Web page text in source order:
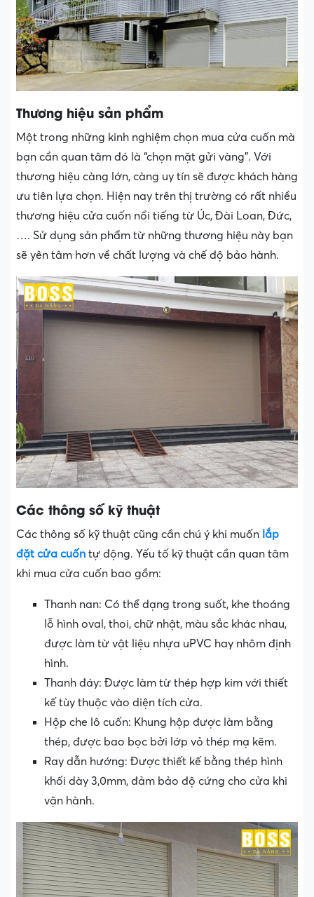
Thương hiệu sản phẩm
Một trong những kinh nghiệm chọn mua cửa cuốn mà
bạn cần quan tâm đó là “chọn mặt gửi vàng”. Với
thương hiệu càng lớn, càng uy tín sẽ được khách hàng
ưu tiên lựa chọn. Hiện nay trên thị trường có rất nhiều
thương hiệu cửa cuốn nổi tiếng từ Úc, Đài Loan, Đức,
…. Sử dụng sản phẩm từ những thương hiệu này bạn
sẽ yên tâm hơn về chất lượng và chế độ bảo hành.
Các thông số kỹ thuật
Các thông số kỹ thuật cũng cần chú ý khi muốn lắp
đặt cửa cuốn tự động. Yếu tố kỹ thuật cần quan tâm
khi mua cửa cuốn bao gồm:
Thanh nan: Có thể dạng trong suốt, khe thoáng
lỗ hình oval, thoi, chữ nhật, màu sắc khác nhau,
được làm từ vật liệu nhựa uPVC hay nhôm định
hình.
Thanh đáy: Được làm từ thép hợp kim với thiết
kế tùy thuộc vào diện tích cửa.
Hộp che lô cuốn: Khung hộp được làm bằng
thép, được bao bọc bởi lớp vỏ thép mạ kẽm.
Ray dẫn hướng: Được thiết kế bằng thép hình
khối dày 3,0mm, đảm bảo độ cứng cho cửa khi
vận hành.